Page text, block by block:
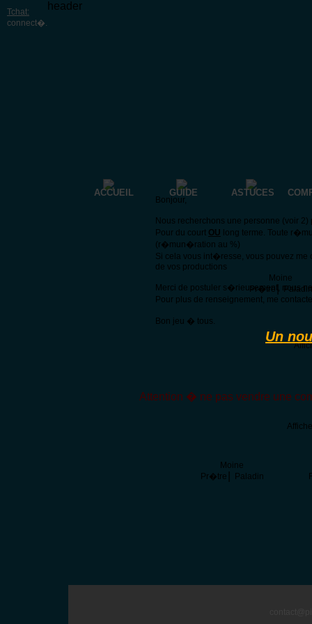
Tchat:
connect�.
header
ACCUEIL GUIDE ASTUCES
Moine
Pr�tre| Paladin
Attention � ne pas vendre une
Moine
Pr�tre
Paladin
Bonjour,
Nous recherchons une personne (voir
Pour du court OU long terme. Toute
(r�mun�ration au %)
Si cela vous int�resse, vous pouvez
de vos productions
Merci de postuler s�rieusement, nous
Pour plus de renseignement, me
Bon jeu � tous.
Un